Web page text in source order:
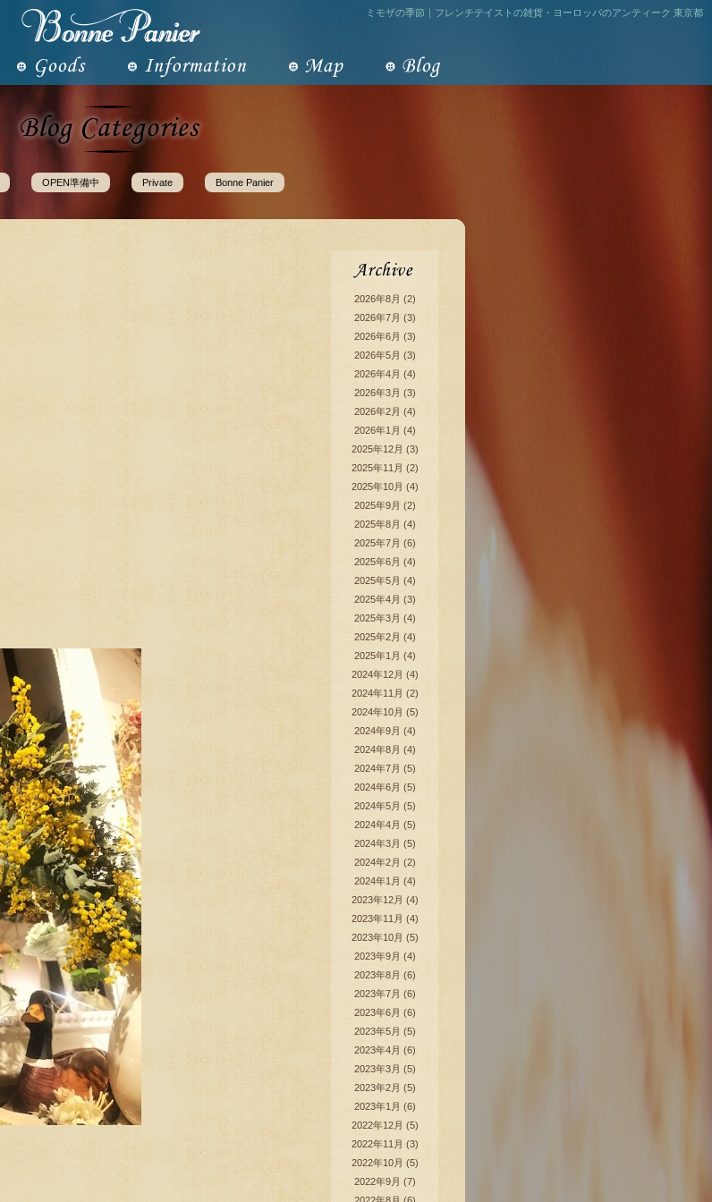
ミモザの季節｜フレンチテイストの雑貨・ヨーロッパのアンティーク 東京都
OPEN準備中 Private Bonne Panier
2026年8月 (2)
2026年7月 (3)
2026年6月 (3)
2026年5月 (3)
2026年4月 (4)
2026年3月 (3)
2026年2月 (4)
2026年1月 (4)
2025年12月 (3)
2025年11月 (2)
2025年10月 (4)
2025年9月 (2)
2025年8月 (4)
2025年7月 (6)
2025年6月 (4)
2025年5月 (4)
2025年4月 (3)
2025年3月 (4)
2025年2月 (4)
2025年1月 (4)
2024年12月 (4)
2024年11月 (2)
2024年10月 (5)
2024年9月 (4)
2024年8月 (4)
2024年7月 (5)
2024年6月 (5)
2024年5月 (5)
2024年4月 (5)
2024年3月 (5)
2024年2月 (2)
2024年1月 (4)
2023年12月 (4)
2023年11月 (4)
2023年10月 (5)
2023年9月 (4)
2023年8月 (6)
2023年7月 (6)
2023年6月 (6)
2023年5月 (5)
2023年4月 (6)
2023年3月 (5)
2023年2月 (5)
2023年1月 (6)
2022年12月 (5)
2022年11月 (3)
2022年10月 (5)
2022年9月 (7)